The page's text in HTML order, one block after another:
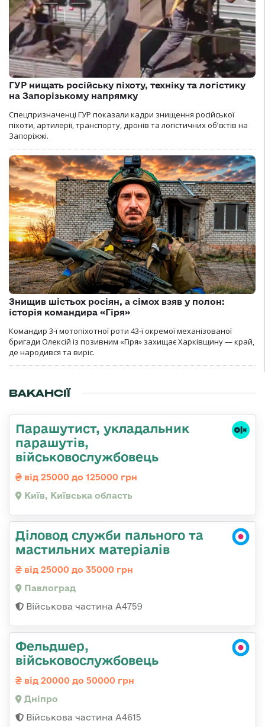
ГУР нищать російську піхоту, техніку та логістику
на Запорізькому напрямку
Спецпризначенці ГУР показали кадри знищення російської
піхоти, артилерії, транспорту, дронів та логістичних об’єктів на
Запоріжжі.
Знищив шістьох росіян, а сімох взяв у полон:
історія командира «Гіря»
Командир 3-ї мотопіхотної роти 43-ї окремої механізованої
бригади Олексій із позивним «Гіря» захищає Харківщину — край,
де народився та виріс.
ВАКАНСІЇ
Парашутист, укладальник
парашутів,
військовослужбовець
від 25000 до 125000 грн
Київ, Київська область
Діловод служби пального та
мастильних матеріалів
від 25000 до 35000 грн
Павлоград
Військова частина А4759
Фельдшер,
військовослужбовець
від 20000 до 50000 грн
Дніпро
Військова частина А4615